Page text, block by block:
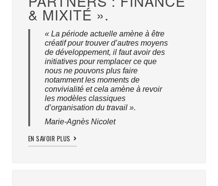
& MIXITÉ ».
« La période actuelle amène à être
créatif pour trouver d’autres moyens
de développement, il faut avoir des
initiatives pour remplacer ce que
nous ne pouvons plus faire
notamment les moments de
convivialité et cela amène à revoir
les modèles classiques
d’organisation du travail ».
Marie-Agnès Nicolet
EN SAVOIR PLUS